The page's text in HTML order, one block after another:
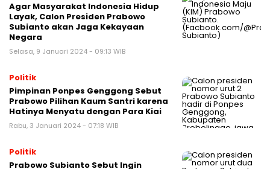
Agar Masyarakat Indonesia Hidup
Layak, Calon Presiden Prabowo
Subianto akan Jaga Kekayaan
Negara
Selasa, 9 Januari 2024 - 09:13 WIB
Politik
Pimpinan Ponpes Genggong Sebut
Prabowo Pilihan Kaum Santri karena
Hatinya Menyatu dengan Para Kiai
Rabu, 3 Januari 2024 - 07:18 WIB
Politik
Prabowo Subianto Sebut Ingin